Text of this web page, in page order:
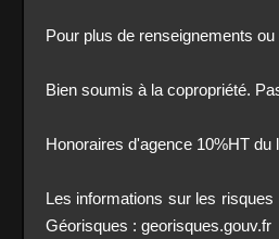
Pour plus de renseignements
Bien soumis à la copropriété.
Honoraires d'agence 10%HT du
Les informations sur les
Géorisques : georisques.gouv.fr